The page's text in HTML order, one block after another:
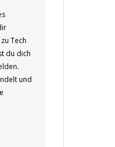
Tech
du dich
und